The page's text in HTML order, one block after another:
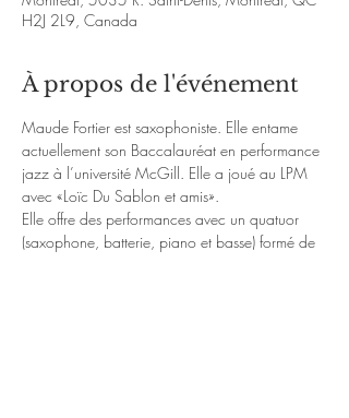
H2J 2L9, Canada
À propos de l'événement
Maude Fortier est saxophoniste. Elle entame
actuellement son Baccalauréat en performance
jazz à l’université McGill. Elle a joué au LPM
avec «Loïc Du Sablon et amis».
Elle offre des performances avec un quatuor
(saxophone, batterie, piano et basse) formé de